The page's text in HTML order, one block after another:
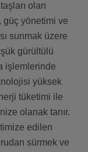
olan
güç yönetimi ve
sunmak üzere
gürültülü
işlemlerinde
yüksek
tüketimi ile
olanak tanır.
edilen
sürmek ve